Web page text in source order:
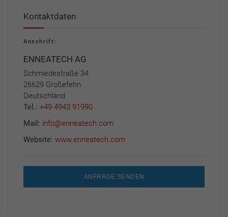
Kontaktdaten
Anschrift:
ENNEATECH AG
Schmiedestraße 34
26629 Großefehn
Deutschland
Tel.: +49 4943 91990
Mail: info@enneatech.com
Website: www.enneatech.com
ANFRAGE SENDEN